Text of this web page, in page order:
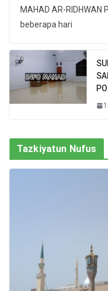
MAHAD AR-RIDHWAN
beberapa hari
Tazkiyatun Nufus